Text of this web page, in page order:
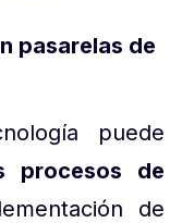
pasarelas de
puede
procesos de
de